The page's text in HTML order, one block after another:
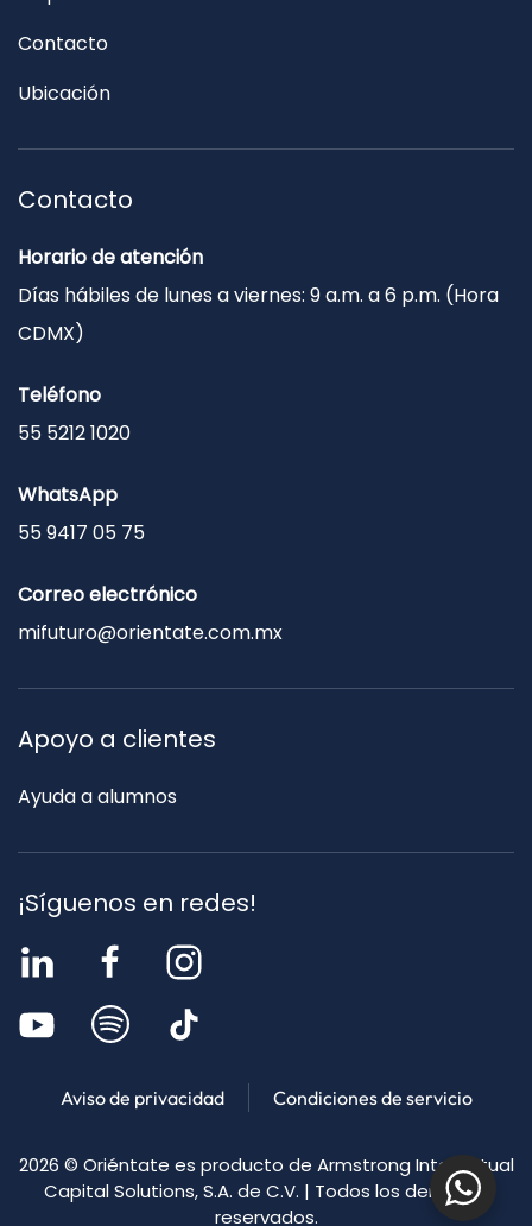
Contacto
Ubicación
Contacto
Horario de atención
Días hábiles de lunes a viernes: 9 a.m. a 6 p.m. (Hora
CDMX)
Teléfono
55 5212 1020
WhatsApp
55 9417 05 75
Correo electrónico
mifuturo@orientate.com.mx
Apoyo a clientes
Ayuda a alumnos
¡Síguenos en redes!
Aviso de privacidad Condiciones de servicio
2026 © Oriéntate es producto de Armstrong Intellectual
Capital Solutions, S.A. de C.V. | Todos los derechos
reservados.